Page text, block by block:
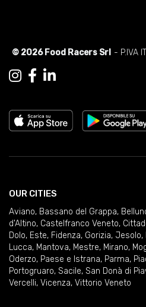
© 2026 Food Racers Srl - P.IVA
OUR CITIES
Aviano, Bassano del Grappa,
d'Altino, Castelfranco Veneto,
Dolo, Este, Fidenza, Gorizia, Jesolo,
Lucca, Mantova, Mestre, Mirano,
Oderzo, Paese e Istrana, Parma,
Portogruaro, Sacile, San Donà di
Vercelli, Vicenza, Vittorio Veneto